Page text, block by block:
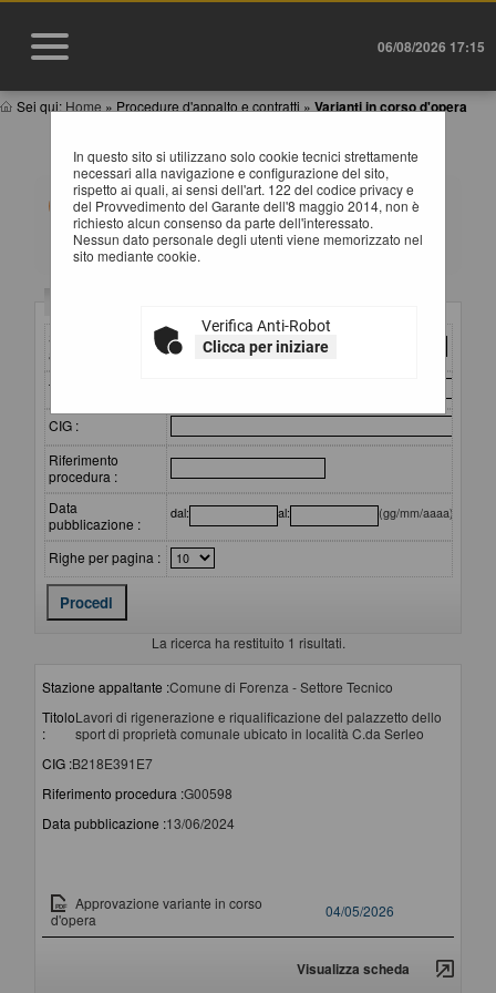
06/08/2026 17:15
Sei qui: Home » Procedure d'appalto e contratti » Varianti in corso d'opera
In questo sito si utilizzano solo cookie tecnici strettamente
necessari alla navigazione e configurazione del sito,
rispetto ai quali, ai sensi dell'art. 122 del codice privacy e
del Provvedimento del Garante dell'8 maggio 2014, non è
richiesto alcun consenso da parte dell'interessato.
Nessun dato personale degli utenti viene memorizzato nel
sito mediante cookie.
Verifica Anti-Robot
Clicca per iniziare
VARIANTI IN CORSO D'OPERA
All'interno di questa sezione è possibile consultare i
documenti relativi alle varianti in corso d'opera, ai sensi
del Comunicato del Presidente ANAC del 30/01/2025.
In corrispondenza della descrizione degli allegati è
"Visualizza Scheda".
Stazione
appaltante :
Titolo :
CIG :
Riferimento
procedura :
Data
pubblicazione :
dal: al: (gg/mm/aaaa)
Righe per pagina :
La ricerca ha restituito 1 risultati.
Stazione appaltante :Comune di Forenza - Settore Tecnico
Titolo
:
Lavori di rigenerazione e riqualificazione del palazzetto dello
sport di proprietà comunale ubicato in località C.da Serleo
CIG :B218E391E7
Riferimento procedura :G00598
Data pubblicazione :13/06/2024
Approvazione variante in corso
d'opera
04/05/2026
Visualizza scheda